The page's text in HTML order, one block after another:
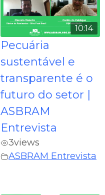
10:14
Pecuária
sustentável e
transparente é o
futuro do setor |
ASBRAM
Entrevista
3views
ASBRAM Entrevista